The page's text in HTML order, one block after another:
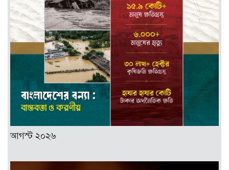
আগস্ট ২০২৬